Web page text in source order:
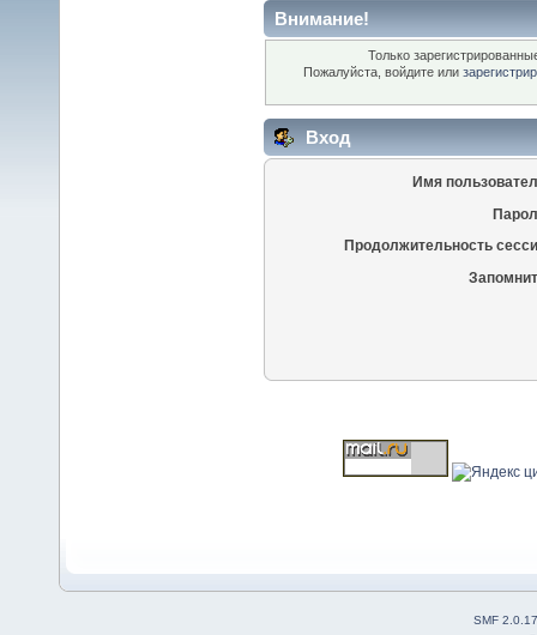
Внимание!
Только
Пожалуйста, войдите или
Вход
Имя
Продолжительность
SMF 2.0.17